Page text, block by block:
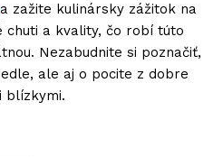
a zažite kulinársky zážitok na
chuti a kvality, čo robí túto
Nezabudnite si poznačiť,
ale aj o pocite z dobre
blízkymi.